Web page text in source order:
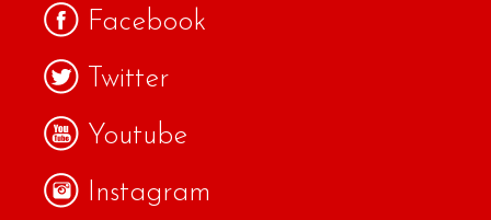
Facebook
Twitter
Youtube
Instagram